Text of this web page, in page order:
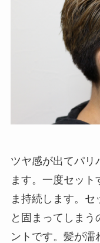
ツヤ感が出てパリ
ます。一度セット
ま持続します。
と固まってしまう
ントです。髪が濡